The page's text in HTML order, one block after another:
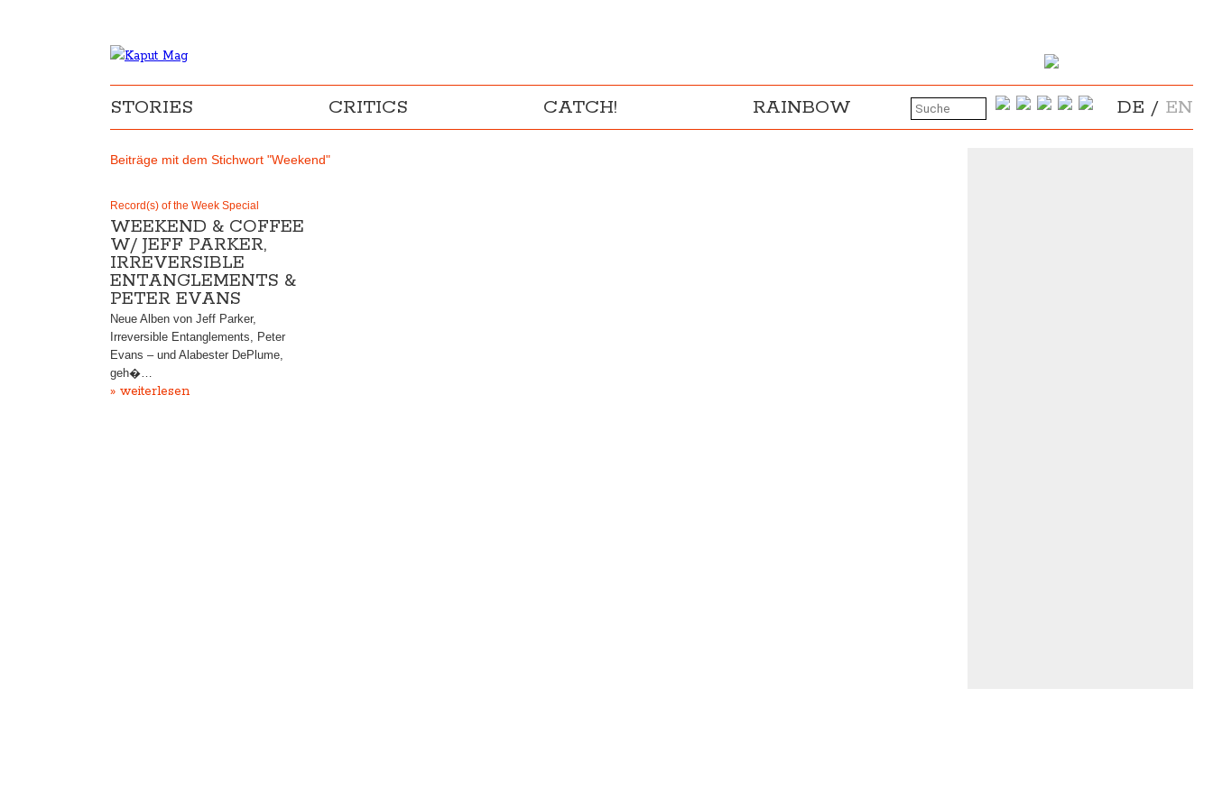
STORIES CRITICS CATCH! RAINBOW DE / EN
Beiträge mit dem Stichwort "Weekend"
Record(s) of the Week Special
WEEKEND & COFFEE
W/ JEFF PARKER,
IRREVERSIBLE
ENTANGLEMENTS &
PETER EVANS
Neue Alben von Jeff Parker,
Irreversible Entanglements, Peter
Evans – und Alabester DePlume,
geh�…
» weiterlesen